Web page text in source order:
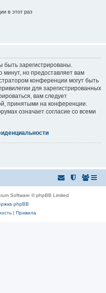
в этот раз
зарегистрированы.
минут, но предоставляет вам
конференции могут быть
для зарегистрированных
вам следует
принятыми на конференции.
означает согласие со всеми
Software © phpBB Limited
phpBB
| Правила